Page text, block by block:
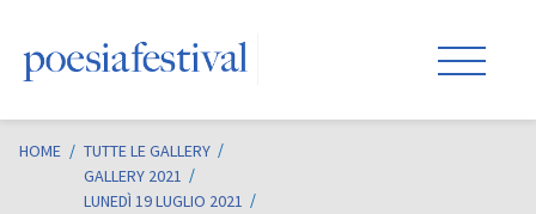
HOME / TUTTE LE GALLERY
GALLERY 2021
LUNEDÌ 19 LUGLIO 2021